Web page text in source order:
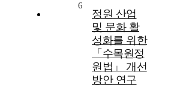
6
정원 산업
및 문화 활
성화를 위한
「수목원정
원법」 개선
방안 연구